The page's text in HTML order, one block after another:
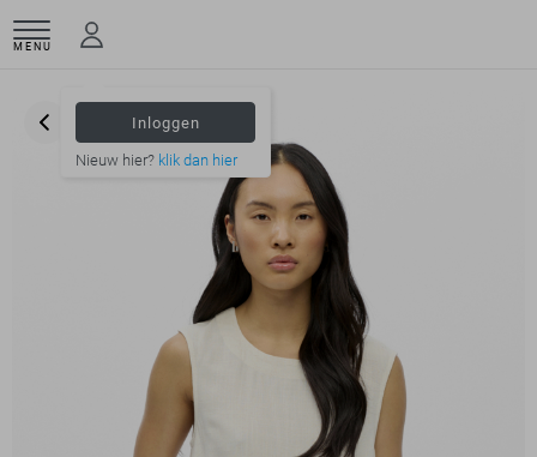
MENU
Inloggen
Nieuw hier? klik dan hier